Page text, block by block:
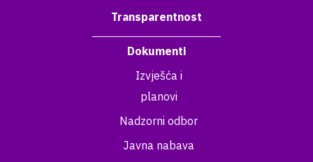
Transparentnost
Dokumenti
Izvješća i
planovi
Nadzorni odbor
Javna nabava